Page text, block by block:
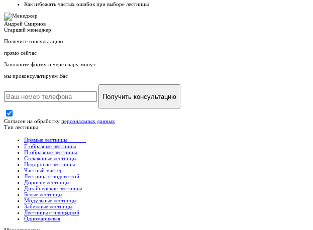
Как избежать частых ошибок при выборе лестницы
Андрей Смирнов
Старший менеджер
Получите консультацию
прямо сейчас
Заполните форму и через пару минут
мы проконсультируем Вас
Получить консультацию
Согласен на обработку персональных данных
Тип лестницы
Прямые лестницы
Г-образные лестницы
П-образные лестницы
Стеклянные лестницы
Недорогие лестницы
Частный мастер
Лестница с подсветкой
Дорогие лестницы
Дизайнерские лестницы
Белые лестницы
Модульные лестницы
Забежные лестницы
Лестницы с площадкой
Одномаршевая